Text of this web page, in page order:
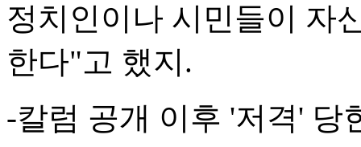
정치인이나 시민들이 자
한다"고 했지.
-칼럼 공개 이후 '저격' 당